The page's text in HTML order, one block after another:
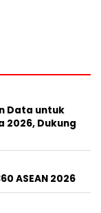
Data untuk
2026, Dukung
ASEAN 2026